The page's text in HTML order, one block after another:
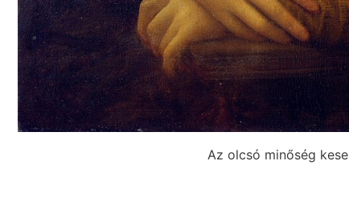
Az olcsó minőség